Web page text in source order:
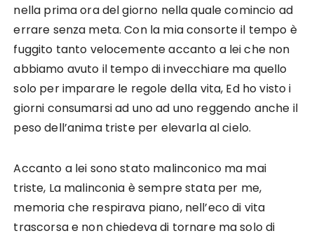
nella prima ora del giorno nella quale comincio ad
errare senza meta. Con la mia consorte il tempo è
fuggito tanto velocemente accanto a lei che non
abbiamo avuto il tempo di invecchiare ma quello
solo per imparare le regole della vita, Ed ho visto i
giorni consumarsi ad uno ad uno reggendo anche il
peso dell’anima triste per elevarla al cielo.
Accanto a lei sono stato malinconico ma mai
triste, La malinconia è sempre stata per me,
memoria che respirava piano, nell’eco di vita
trascorsa e non chiedeva di tornare ma solo di